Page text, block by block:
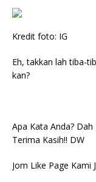
Kredit foto: IG
Eh, takkan lah tiba-
kan?
Apa Kata Anda?
Terima Kasih!! DW
Jom Like Page Kami